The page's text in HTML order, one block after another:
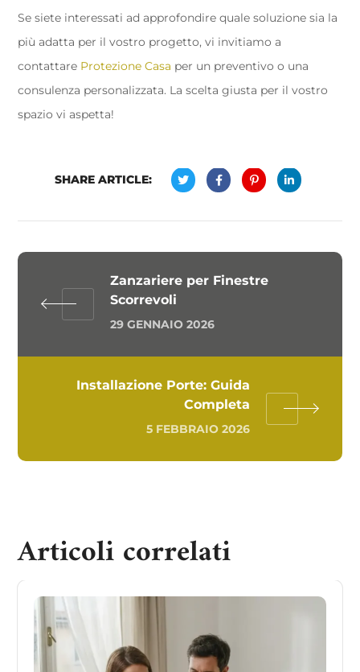
Se siete interessati ad approfondire quale soluzione sia la
più adatta per il vostro progetto, vi invitiamo a
contattare Protezione Casa per un preventivo o una
consulenza personalizzata. La scelta giusta per il vostro
spazio vi aspetta!
SHARE ARTICLE:
Zanzariere per Finestre
Scorrevoli
29 GENNAIO 2026
Installazione Porte: Guida
Completa
5 FEBBRAIO 2026
Articoli correlati